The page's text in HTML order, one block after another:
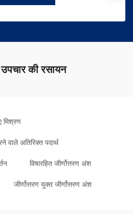
की रसायन
मिश्रण
वाले अतिरिक्त पदार्थ
विषारहित जीर्णोत्तरण अंश
जीर्णोत्तरण युक्त जीर्णोत्तरण अंश